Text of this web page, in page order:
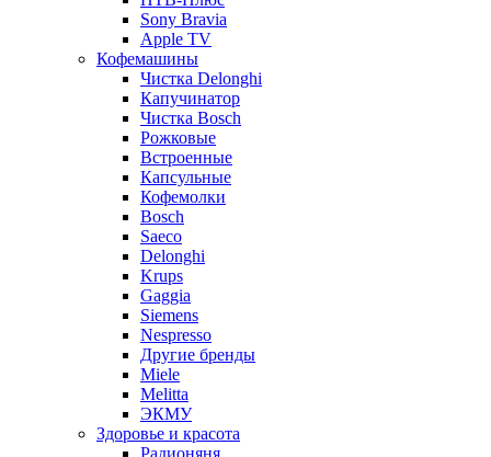
Sony Bravia
Apple TV
Кофемашины
Чистка Delonghi
Капучинатор
Чистка Bosch
Рожковые
Встроенные
Капсульные
Кофемолки
Bosch
Saeco
Delonghi
Krups
Gaggia
Siemens
Nespresso
Другие бренды
Miele
Melitta
ЭКМУ
Здоровье и красота
Радионяня